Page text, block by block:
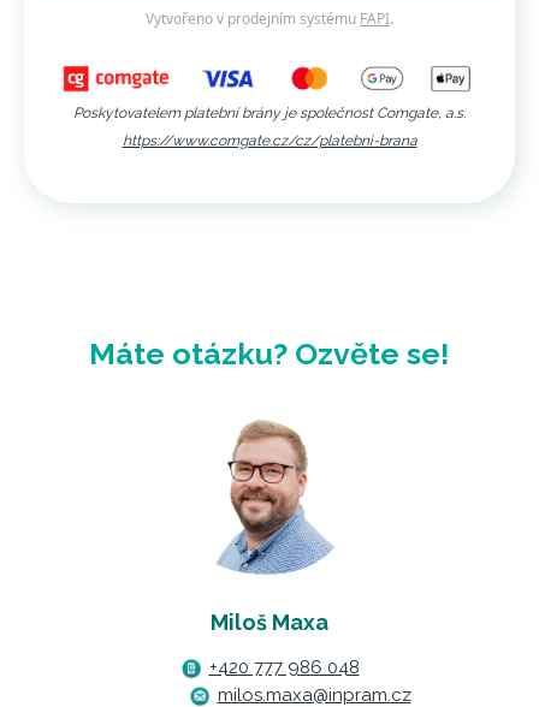
Vytvořeno v prodejním systému FAPI.
Poskytovatelem platební brány je společnost Comgate, a.s.
https://www.comgate.cz/cz/platebni-brana
Máte otázku? Ozvěte se!
Miloš Maxa
+420 777 986 048
milos.maxa@inpram.cz